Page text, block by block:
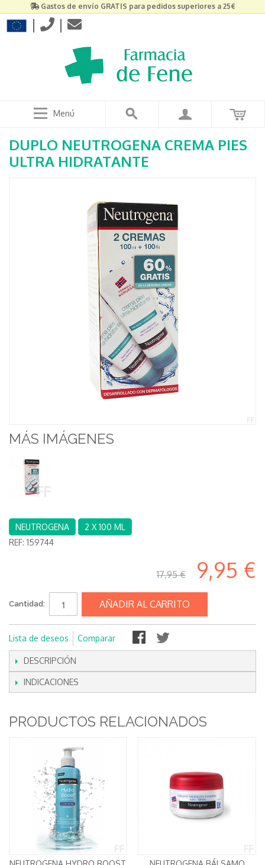
Gastos de envío GRATIS para pedidos superiores a 25€
| |
Menú
DUPLO NEUTROGENA CREMA PIES
ULTRA HIDRATANTE
MÁS IMÁGENES
NEUTROGENA
2 X 100 ML
REF: 159744
17,95 € 9,95 €
Cantidad: AÑADIR AL CARRITO
Lista de deseos Comparar
DESCRIPCIÓN
INDICACIONES
PRODUCTOS RELACIONADOS